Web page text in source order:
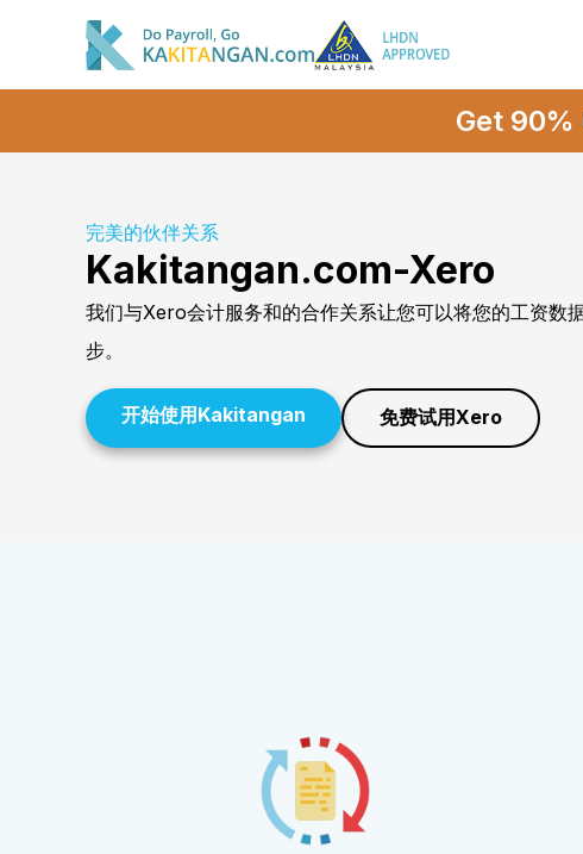
Get
完美的伙伴关系
Kakitangan.com-Xero
我们与Xero会计服务和的合作关系让您可以将您的工资数
步。
开始使用Kakitangan 免费试用Xero